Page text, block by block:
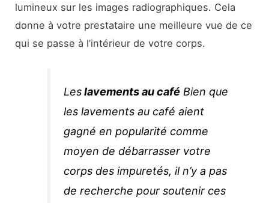
lumineux sur les images radiographiques. Cela
donne à votre prestataire une meilleure vue de ce
qui se passe à l’intérieur de votre corps.
Leslavements au café Bien que
les lavements au café aient
gagné en popularité comme
moyen de débarrasser votre
corps des impuretés, il n’y a pas
de recherche pour soutenir ces